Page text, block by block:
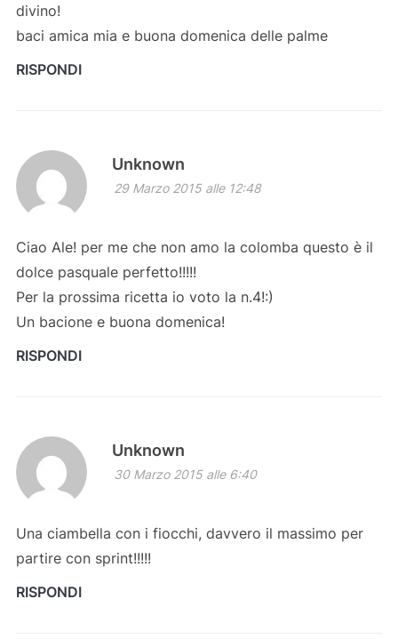
divino!
baci amica mia e buona domenica delle palme
RISPONDI
Unknown
29 Marzo 2015 alle 12:48
Ciao Ale! per me che non amo la colomba questo è il
dolce pasquale perfetto!!!!!
Per la prossima ricetta io voto la n.4!:)
Un bacione e buona domenica!
RISPONDI
Unknown
30 Marzo 2015 alle 6:40
Una ciambella con i fiocchi, davvero il massimo per
partire con sprint!!!!!
RISPONDI